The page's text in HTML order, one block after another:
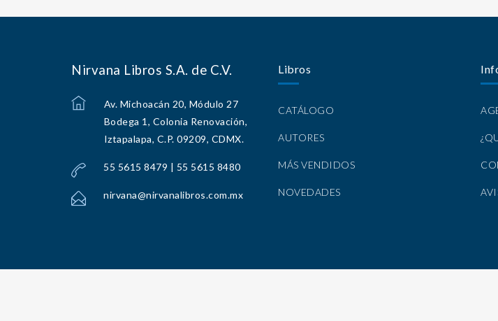
Nirvana Libros S.A. de C.V.
Av. Michoacán 20, Módulo 27
Bodega 1, Colonia Renovación,
Iztapalapa, C.P. 09209, CDMX.
55 5615 8479 | 55 5615 8480
nirvana@nirvanalibros.com.mx
Libros
CATÁLOGO
AUTORES
MÁS VENDIDOS
NOVEDADES